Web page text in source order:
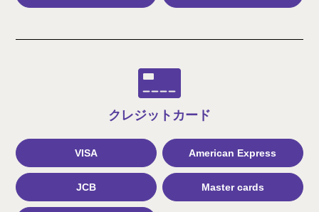
クレジット カード
VISA American Express
JCB Master cards